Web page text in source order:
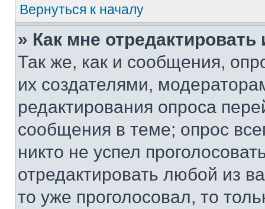
Вернуться к началу
» Как мне
Так же, как и сообщения,
их создателями,
редактирования опроса
сообщения в теме; опрос
никто не успел
отредактировать любой из
то уже проголосовал, то